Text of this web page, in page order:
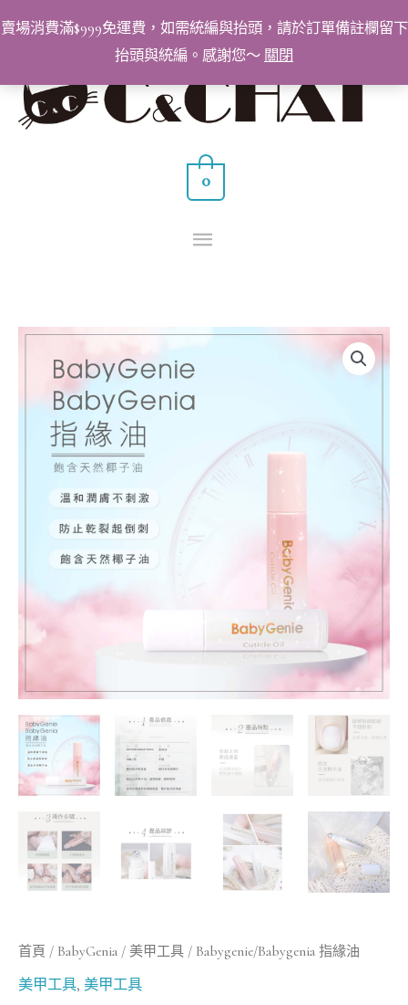
賣場消費滿$999免運費，如需統編與抬頭，請於訂單備註欄留下
抬頭與統編。感謝您～ 關閉
至
要
選
0
首頁 / BabyGenia / 美甲工具 / Babygenie/Babygenia 指緣油
美甲工具, 美甲工具
Babygenie/Babygenia